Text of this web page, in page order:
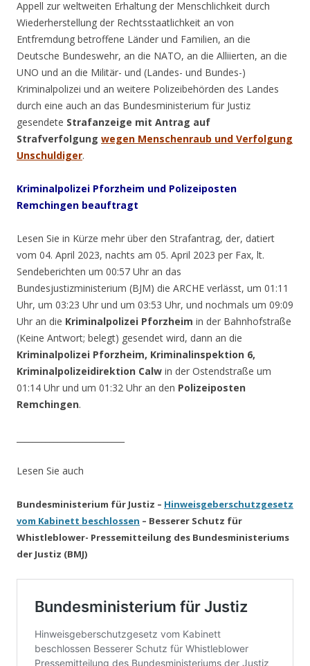
Appell zur weltweiten Erhaltung der Menschlichkeit durch
Wiederherstellung der Rechtsstaatlichkeit an von
Entfremdung betroffene Länder und Familien, an die
Deutsche Bundeswehr, an die NATO, an die Alliierten, an die
UNO und an die Militär- und (Landes- und Bundes-)
Kriminalpolizei und an weitere Polizeibehörden des Landes
durch eine auch an das Bundesministerium für Justiz
gesendete Strafanzeige mit Antrag auf
Strafverfolgung wegen Menschenraub und Verfolgung
Unschuldiger.
Kriminalpolizei Pforzheim und Polizeiposten
Remchingen beauftragt
Lesen Sie in Kürze mehr über den Strafantrag, der, datiert
vom 04. April 2023, nachts am 05. April 2023 per Fax, lt.
Sendeberichten um 00:57 Uhr an das
Bundesjustizministerium (BJM) die ARCHE verlässt, um 01:11
Uhr, um 03:23 Uhr und um 03:53 Uhr, und nochmals um 09:09
Uhr an die Kriminalpolizei Pforzheim in der Bahnhofstraße
(Keine Antwort; belegt) gesendet wird, dann an die
Kriminalpolizei Pforzheim, Kriminalinspektion 6,
Kriminalpolizeidirektion Calw in der Ostendstraße um
01:14 Uhr und um 01:32 Uhr an den Polizeiposten
Remchingen.
Lesen Sie auch
Bundesministerium für Justiz – Hinweisgeberschutzgesetz
vom Kabinett beschlossen – Besserer Schutz für
Whistleblower- Pressemitteilung des Bundesministeriums
der Justiz (BMJ)